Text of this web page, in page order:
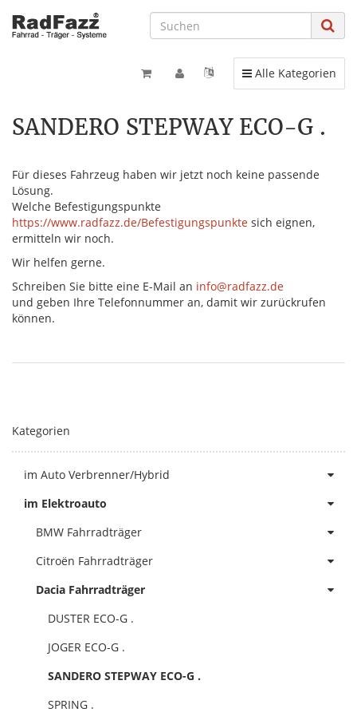
Toggle navigation
Alle Kategorien
SANDERO STEPWAY ECO-G .
Für dieses Fahrzeug haben wir jetzt noch keine passende
Lösung.
Welche Befestigungspunkte
https://www.radfazz.de/Befestigungspunkte sich eignen,
ermitteln wir noch.
Wir helfen gerne.
Schreiben Sie bitte eine E-Mail an info@radfazz.de
und geben Ihre Telefonnummer an, damit wir zurückrufen
können.
Kategorien
im Auto Verbrenner/Hybrid
im Elektroauto
BMW Fahrradträger
Citroën Fahrradträger
Dacia Fahrradträger
DUSTER ECO-G .
JOGER ECO-G .
SANDERO STEPWAY ECO-G .
SPRING .